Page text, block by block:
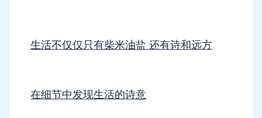
生活不仅仅只有柴米油盐 还有诗和远方
在细节中发现生活的诗意